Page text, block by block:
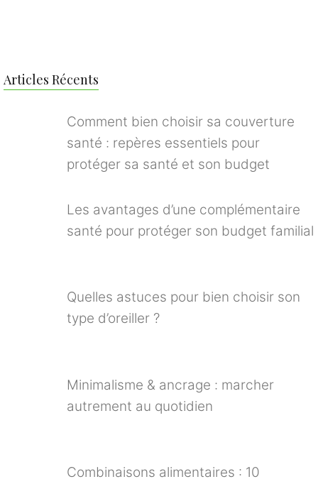
Articles Récents
Comment bien choisir sa couverture
santé : repères essentiels pour
protéger sa santé et son budget
Les avantages d’une complémentaire
santé pour protéger son budget familial
Quelles astuces pour bien choisir son
type d’oreiller ?
Minimalisme & ancrage : marcher
autrement au quotidien
Combinaisons alimentaires : 10